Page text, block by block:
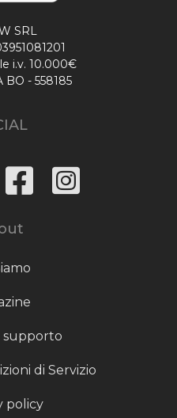
SRL
i.v. 10.000€
BO - 558185
supporto
di Servizio
policy